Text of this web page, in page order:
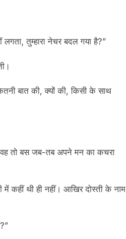
तुम्हारा नेचर बदल गया है?”
बात की, क्यों की, किसी के साथ
तो बस जब-तब अपने मन का कचरा
कहीं थी ही नहीं। आखिर दोस्ती के नाम